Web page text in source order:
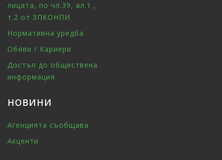
лицата, по чл.39, ал.1 ,
т.2 от ЗПКОНПИ
Нормативна уредба
Обяви / Кариери
Достъп до обществена
информация
НОВИНИ
Агенцията съобщава
Акценти